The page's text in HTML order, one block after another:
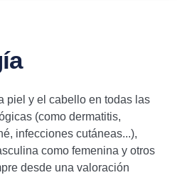
piel y el cabello en todas las
(como dermatitis,
infecciones cutáneas...),
como femenina y otros
desde una valoración